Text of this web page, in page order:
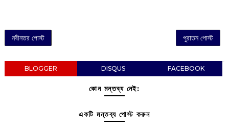
নবীনতর পোস্ট পুরাতন পোস্ট
BLOGGER DISQUS FACEBOOK
কোন মন্তব্য নেই:
একটি মন্তব্য পোস্ট করুন